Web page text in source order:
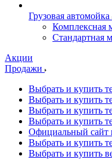
Грузовая автомойка
Комплексная
Стандартная
Акции
Продажи
Выбрать и купить
Выбрать и купить
Выбрать и купить
Выбрать и купить
Официальный сайт
Выбрать и купить
Выбрать и купить